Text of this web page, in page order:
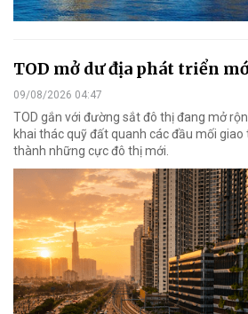
TOD mở dư địa phát triển
09/08/2026 04:47
TOD gắn với đường sắt đô thị đang mở
khai thác quỹ đất quanh các đầu mối
thành những cực đô thị mới.